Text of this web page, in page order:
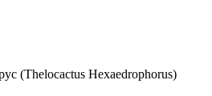
(Thelocactus Hexaedrophorus)